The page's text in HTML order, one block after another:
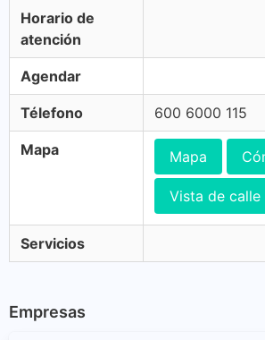
Horario de
atención
Agendar
Télefono 600 6000 115
Mapa Mapa
Vista de calle
Servicios
Empresas